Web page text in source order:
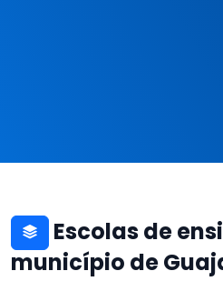
Escolas de
município de